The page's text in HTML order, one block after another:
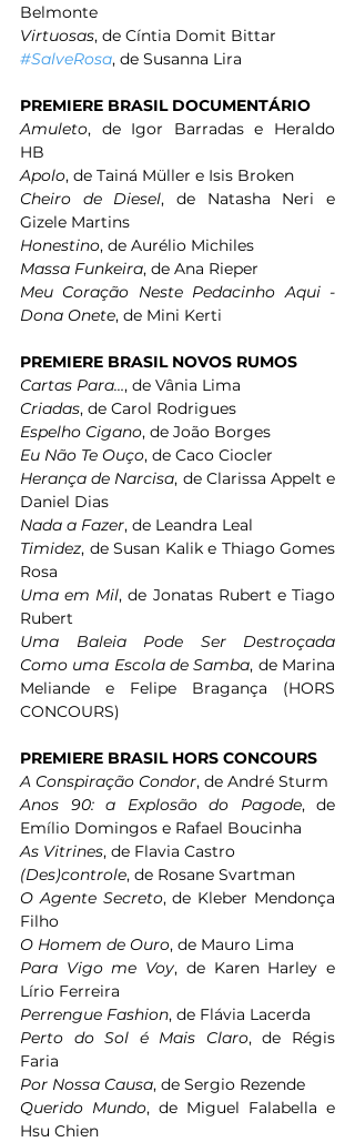
Belmonte
Virtuosas, de Cíntia Domit Bittar
#SalveRosa, de Susanna Lira
PREMIERE BRASIL DOCUMENTÁRIO
Amuleto, de Igor Barradas e Heraldo
HB
Apolo, de Tainá Müller e Isis Broken
Cheiro de Diesel, de Natasha Neri e
Gizele Martins
Honestino, de Aurélio Michiles
Massa Funkeira, de Ana Rieper
Meu Coração Neste Pedacinho Aqui -
Dona Onete, de Mini Kerti
PREMIERE BRASIL NOVOS RUMOS
Cartas Para…, de Vânia Lima
Criadas, de Carol Rodrigues
Espelho Cigano, de João Borges
Eu Não Te Ouço, de Caco Ciocler
Herança de Narcisa, de Clarissa Appelt e
Daniel Dias
Nada a Fazer, de Leandra Leal
Timidez, de Susan Kalik e Thiago Gomes
Rosa
Uma em Mil, de Jonatas Rubert e Tiago
Rubert
Uma Baleia Pode Ser Destroçada
Como uma Escola de Samba, de Marina
Meliande e Felipe Bragança (HORS
CONCOURS)
PREMIERE BRASIL HORS CONCOURS
A Conspiração Condor, de André Sturm
Anos 90: a Explosão do Pagode, de
Emílio Domingos e Rafael Boucinha
As Vitrines, de Flavia Castro
(Des)controle, de Rosane Svartman
O Agente Secreto, de Kleber Mendonça
Filho
O Homem de Ouro, de Mauro Lima
Para Vigo me Voy, de Karen Harley e
Lírio Ferreira
Perrengue Fashion, de Flávia Lacerda
Perto do Sol é Mais Claro, de Régis
Faria
Por Nossa Causa, de Sergio Rezende
Querido Mundo, de Miguel Falabella e
Hsu Chien